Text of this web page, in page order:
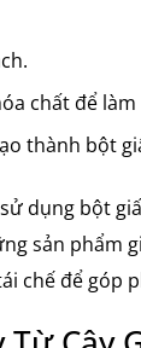
chất để làm
thành bột
dụng bột
sản phẩm
chế để góp